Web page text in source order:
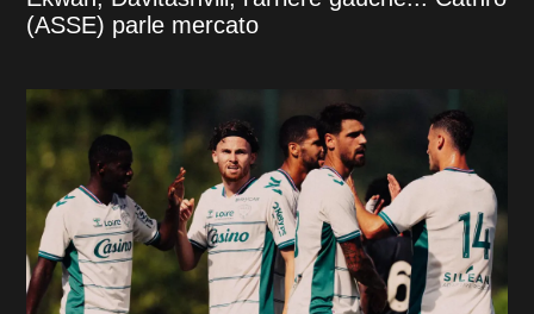
(ASSE) parle mercato